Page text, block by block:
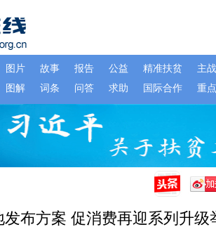
发布方案 促消费再迎系列升级